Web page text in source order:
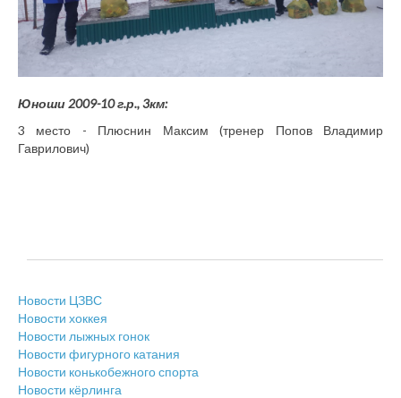
Юноши 2009-10 г.р., 3км:
3 место - Плюснин Максим (тренер Попов Владимир
Гаврилович)
Новости ЦЗВС
Новости хоккея
Новости лыжных гонок
Новости фигурного катания
Новости конькобежного спорта
Новости кёрлинга